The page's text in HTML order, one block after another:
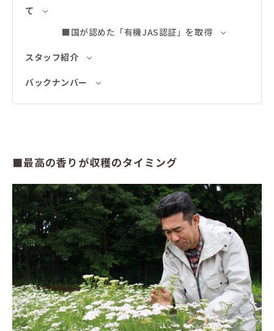
て
■国が認めた「有機JAS認証」を取得
スタッフ紹介
バックナンバー
■最高の香りが収穫のタイミング